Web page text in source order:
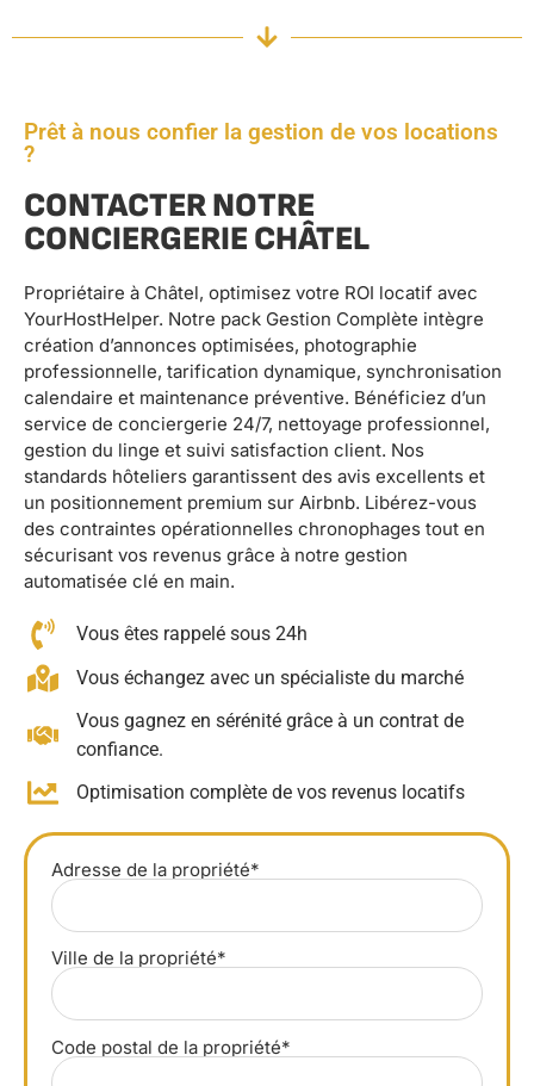
Prêt à nous confier la gestion de vos locations
?
CONTACTER NOTRE
CONCIERGERIE CHÂTEL
Propriétaire à Châtel, optimisez votre ROI locatif avec
YourHostHelper. Notre pack Gestion Complète intègre
création d’annonces optimisées, photographie
professionnelle, tarification dynamique, synchronisation
calendaire et maintenance préventive. Bénéficiez d’un
service de conciergerie 24/7, nettoyage professionnel,
gestion du linge et suivi satisfaction client. Nos
standards hôteliers garantissent des avis excellents et
un positionnement premium sur Airbnb. Libérez-vous
des contraintes opérationnelles chronophages tout en
sécurisant vos revenus grâce à notre gestion
automatisée clé en main.
Vous êtes rappelé sous 24h
Vous échangez avec un spécialiste du marché
Vous gagnez en sérénité grâce à un contrat de
confiance.
Optimisation complète de vos revenus locatifs
Adresse de la propriété*
Ville de la propriété*
Code postal de la propriété*